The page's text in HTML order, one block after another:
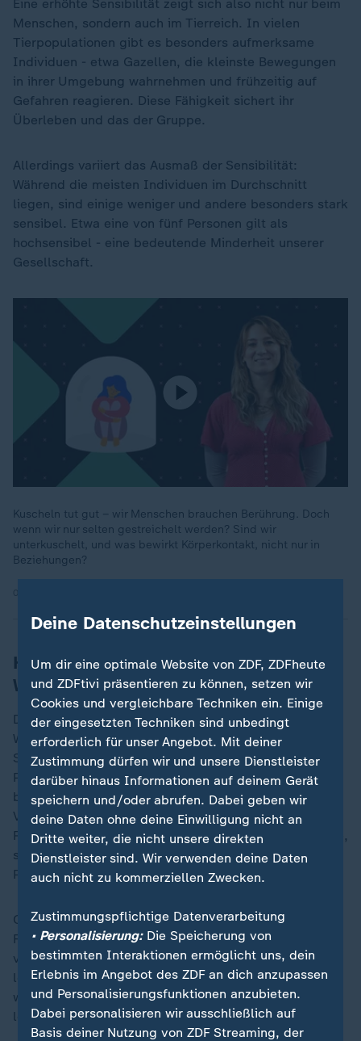
Eine erhöhte Sensibilität zeigt sich also nicht nur beim
Menschen, sondern auch im Tierreich. In vielen
Tierpopulationen gibt es besonders aufmerksame
Individuen - etwa Gazellen, die kleinste Bewegungen
in ihrer Umgebung wahrnehmen und frühzeitig auf
Gefahren reagieren. Diese Fähigkeit sichert ihr
Überleben und das der Gruppe.
Allerdings variiert das Ausmaß der Sensibilität:
Während die meisten Individuen im Durchschnitt
liegen, sind einige weniger und andere besonders stark
sensibel. Etwa eine von fünf Personen gilt als
hochsensibel - eine bedeutende Minderheit unserer
Gesellschaft.
Kuscheln tut gut – wir Menschen brauchen Berührung. Doch
wenn wir nur selten gestreichelt werden? Sind wir
unterkuschelt, und was bewirkt Körperkontakt, nicht nur in
Beziehungen?
Hochsensibilität: Ein Einblick in die
Wissenschaft
Der Begriff Hochsensibilität wurde 1997 in die
Wissenschaft eingeführt und als Sensory Processing
Sensitivity erforscht. Er beschreibt ein
Persönlichkeitsmerkmal, das sich durch eine
besonders ausgeprägte Wahrnehmung und
Verarbeitung sensorischer, sozialer und kognitiver
Reize auszeichnet. Es ist also keine klinische Diagnose,
sondern natürliche Variation der menschlichen
Persönlichkeit.
Obwohl sich derzeit noch vergleichsweise wenige
Forschende dem Thema Hochsensitivität widmen und
viele Fragen offen sind, hat sich die Forschung in den
letzten Jahren stark intensiviert: Die Zahl
wissenschaftlicher Veröffentlichungen hat sich in den
letzten fünf Jahren verdreifacht.
Deine Datenschutzeinstellungen
Um dir eine optimale Website von ZDF, ZDFheute
und ZDFtivi präsentieren zu können, setzen wir
Cookies und vergleichbare Techniken ein. Einige
der eingesetzten Techniken sind unbedingt
erforderlich für unser Angebot. Mit deiner
Zustimmung dürfen wir und unsere Dienstleister
darüber hinaus Informationen auf deinem Gerät
speichern und/oder abrufen. Dabei geben wir
deine Daten ohne deine Einwilligung nicht an
Dritte weiter, die nicht unsere direkten
Dienstleister sind. Wir verwenden deine Daten
auch nicht zu kommerziellen Zwecken.
Zustimmungspflichtige Datenverarbeitung
• Personalisierung:Die Speicherung von
bestimmten Interaktionen ermöglicht uns, dein
Erlebnis im Angebot des ZDF an dich anzupassen
und Personalisierungsfunktionen anzubieten.
Dabei personalisieren wir ausschließlich auf
Basis deiner Nutzung von ZDF Streaming, der